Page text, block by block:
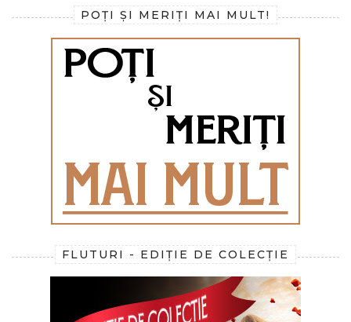
POȚI ȘI MERIȚI MAI MULT!
FLUTURI - EDIȚIE DE COLECȚIE